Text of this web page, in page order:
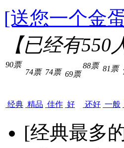
[送您一个金
【已经有550
90票
经典
74票
精品
74票
佳作
69票
好
88票
还好
81票
一般
[经典最多